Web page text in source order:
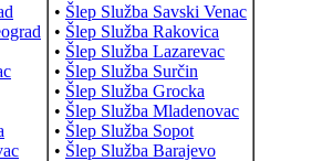
• Šlep Služba Savski Venac
• Šlep Služba Rakovica
• Šlep Služba Lazarevac
• Šlep Služba Surčin
• Šlep Služba Grocka
• Šlep Služba Mladenovac
• Šlep Služba Sopot
• Šlep Služba Barajevo